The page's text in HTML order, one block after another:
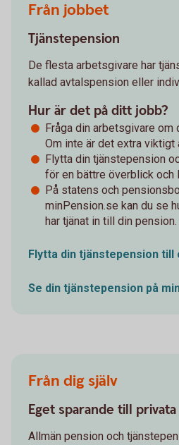
Från jobbet
Tjänstepension
De flesta arbetsgivare har
kallad avtalspension eller
Hur är det på ditt jobb?
Fråga din arbetsgivare om
Om inte är det extra viktigt
Flytta din tjänstepension
för en bättre överblick och
På statens och
minPension.se kan du se
har tjänat in till din pension.
Flytta din tjänstepension till
Se din tjänstepension på
Från dig själv
Eget sparande till
Allmän pension och